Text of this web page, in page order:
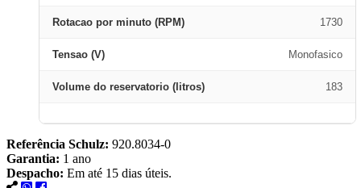
Rotacao por minuto (RPM) 1730
Tensao (V) Monofasico
Volume do reservatorio (litros) 183
Referência Schulz: 920.8034-0
Garantia: 1 ano
Despacho: Em até 15 dias úteis.